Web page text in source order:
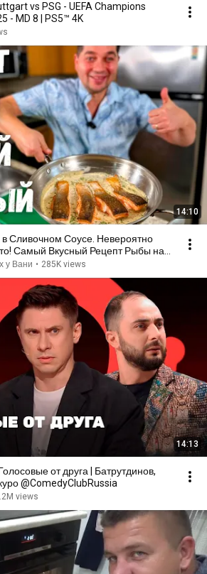
vs PSG - UEFA Champions
- MD 8 | PS5™ 4K
14:10
Сливочном Соусе. Невероятно
Самый Вкусный Рецепт Рыбы на
у Вани • 285K views
14:13
от друга | Батрутдинов,
@ComedyClubRussia
views